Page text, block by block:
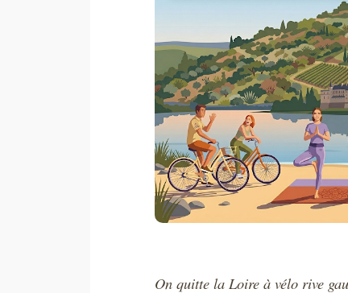
On quitte la Loire à vélo rive